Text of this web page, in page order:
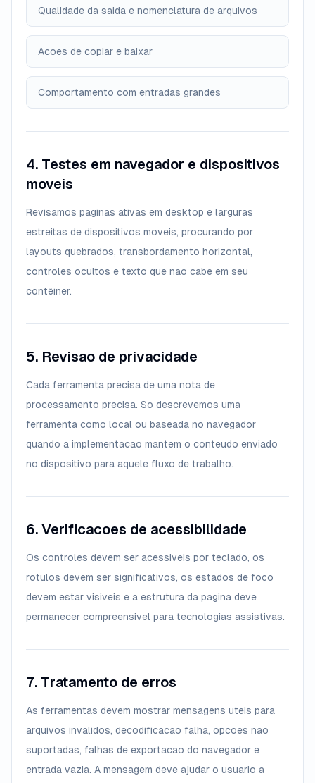
Qualidade da saida e nomenclatura de arquivos
Acoes de copiar e baixar
Comportamento com entradas grandes
4. Testes em navegador e dispositivos
moveis
Revisamos paginas ativas em desktop e larguras
estreitas de dispositivos moveis, procurando por
layouts quebrados, transbordamento horizontal,
controles ocultos e texto que nao cabe em seu
contêiner.
5. Revisao de privacidade
Cada ferramenta precisa de uma nota de
processamento precisa. So descrevemos uma
ferramenta como local ou baseada no navegador
quando a implementacao mantem o conteudo enviado
no dispositivo para aquele fluxo de trabalho.
6. Verificacoes de acessibilidade
Os controles devem ser acessiveis por teclado, os
rotulos devem ser significativos, os estados de foco
devem estar visiveis e a estrutura da pagina deve
permanecer compreensivel para tecnologias assistivas.
7. Tratamento de erros
As ferramentas devem mostrar mensagens uteis para
arquivos invalidos, decodificacao falha, opcoes nao
suportadas, falhas de exportacao do navegador e
entrada vazia. A mensagem deve ajudar o usuario a